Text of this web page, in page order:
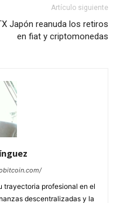
Artículo siguiente
Japón reanuda los retiros
en fiat y criptomonedas
trayectoria profesional en el
descentralizadas y la